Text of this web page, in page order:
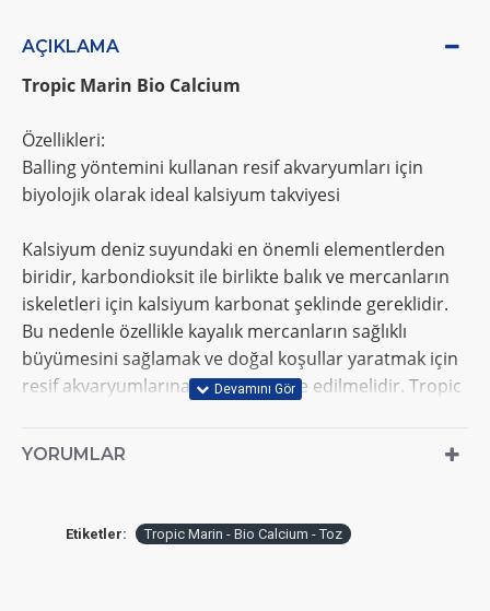
AÇIKLAMA
Tropic Marin Bio Calcium
Özellikleri:
Balling yöntemini kullanan resif akvaryumları için
biyolojik olarak ideal kalsiyum takviyesi
Kalsiyum deniz suyundaki en önemli elementlerden
biridir, karbondioksit ile birlikte balık ve mercanların
iskeletleri için kalsiyum karbonat şeklinde gereklidir.
Bu nedenle özellikle kayalık mercanların sağlıklı
büyümesini sağlamak ve doğal koşullar yaratmak için
resif akvaryumlarına kalsiyum ilave edilmelidir. Tropic
ve kalsiyum alır. Diğer kalsiyum takviyelerinin aksine
pH değeri sabit kalır.
YORUMLAR
Etiketler: Tropic Marin - Bio Calcium - Toz